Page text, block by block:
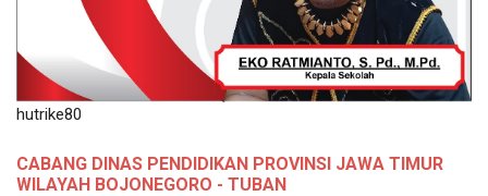
hutrike80
CABANG DINAS PENDIDIKAN PROVINSI JAWA TIMUR
WILAYAH BOJONEGORO - TUBAN